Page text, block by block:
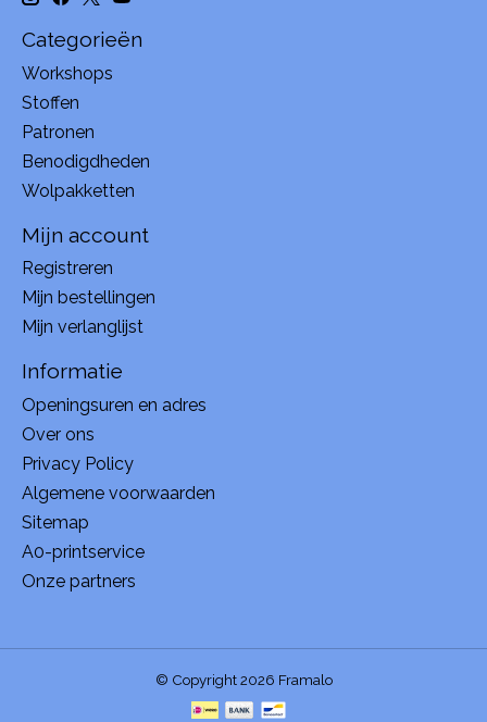
Categorieën
Workshops
Stoffen
Patronen
Benodigdheden
Wolpakketten
Mijn account
Registreren
Mijn bestellingen
Mijn verlanglijst
Informatie
Openingsuren en adres
Over ons
Privacy Policy
Algemene voorwaarden
Sitemap
A0-printservice
Onze partners
© Copyright 2026 Framalo